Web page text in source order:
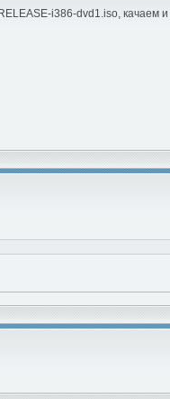
i386-dvd1.iso, качаем и